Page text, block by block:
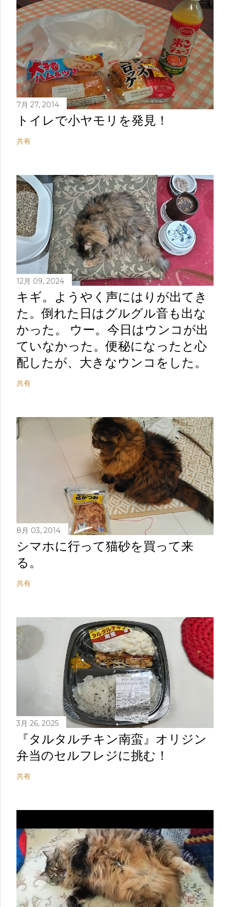
7月 27, 2014
トイレで小ヤモリを発見！
共有
12月 09, 2024
キギ。ようやく声にはりが出てき
た。倒れた日はグルグル音も出な
かった。 ウー。今日はウンコが出
ていなかった。便秘になったと心
配したが、大きなウンコをした。
共有
8月 03, 2014
シマホに行って猫砂を買って来
る。
共有
3月 26, 2025
『タルタルチキン南蛮』オリジン
弁当のセルフレジに挑む！
共有